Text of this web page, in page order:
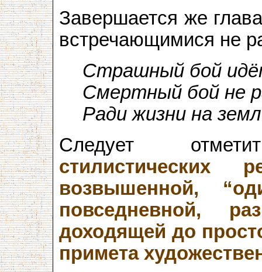
Завершается же
встречающимися не
Страшный бой
Смертный бой не
Ради жизни на
Следует
стилистических
возвышенной,
повседневной,
доходящей до
примета